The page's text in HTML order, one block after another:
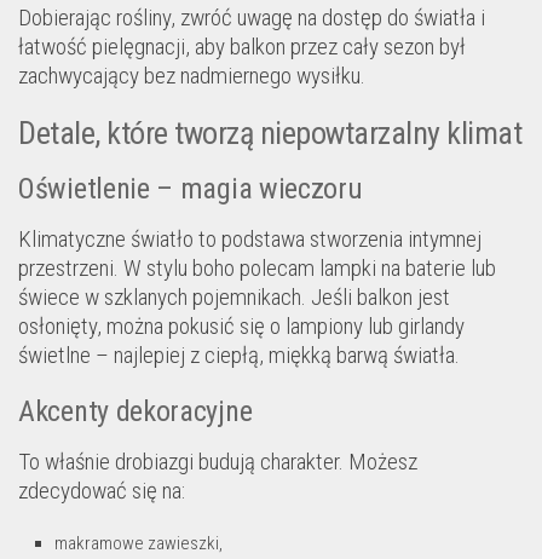
Dobierając rośliny, zwróć uwagę na dostęp do światła i
łatwość pielęgnacji, aby balkon przez cały sezon był
zachwycający bez nadmiernego wysiłku.
Detale, które tworzą niepowtarzalny klimat
Oświetlenie – magia wieczoru
Klimatyczne światło to podstawa stworzenia intymnej
przestrzeni. W stylu boho polecam lampki na baterie lub
świece w szklanych pojemnikach. Jeśli balkon jest
osłonięty, można pokusić się o lampiony lub girlandy
świetlne – najlepiej z ciepłą, miękką barwą światła.
Akcenty dekoracyjne
To właśnie drobiazgi budują charakter. Możesz
zdecydować się na:
makramowe zawieszki,